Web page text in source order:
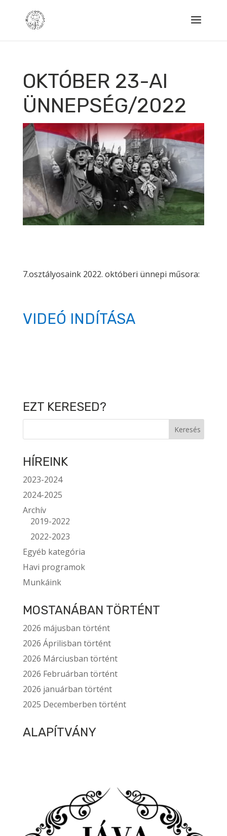
OKTÓBER 23-AI
ÜNNEPSÉG/2022
7.osztályosaink 2022. októberi ünnepi műsora:
VIDEÓ INDÍTÁSA
EZT KERESED?
HÍREINK
2023-2024
2024-2025
Archív
2019-2022
2022-2023
Egyéb kategória
Havi programok
Munkáink
MOSTANÁBAN TÖRTÉNT
2026 májusban történt
2026 Áprilisban történt
2026 Márciusban történt
2026 Februárban történt
2026 januárban történt
2025 Decemberben történt
ALAPÍTVÁNY